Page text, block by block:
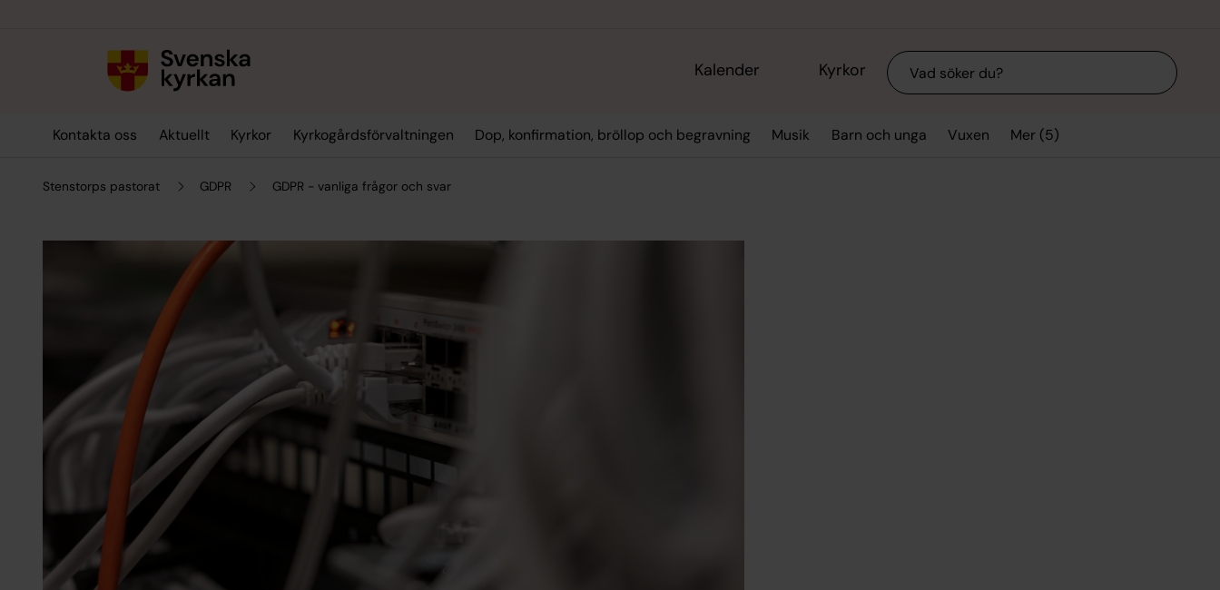
Kalender Kyrkor Sök
Kontakta oss Aktuellt Kyrkor Kyrkogårdsförvaltningen Dop, konfirmation, bröllop och begravning Musik Barn och unga Vuxen Mer (5)
Stenstorps pastorat GDPR GDPR - vanliga frågor och svar